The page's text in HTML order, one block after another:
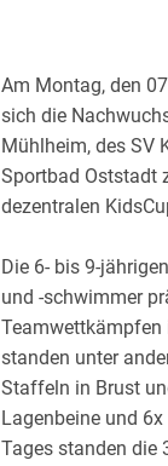
Am Montag, den
sich die
Mühlheim, des SV
Sportbad Oststadt
dezentralen
Die 6- bis 9-
und -schwimmer
Teamwettkämpfen
standen unter
Staffeln in Brust
Lagenbeine und
Tages standen die